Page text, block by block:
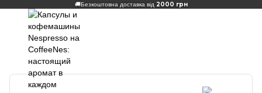
🚚Безкоштовна доставка від 2000 грн